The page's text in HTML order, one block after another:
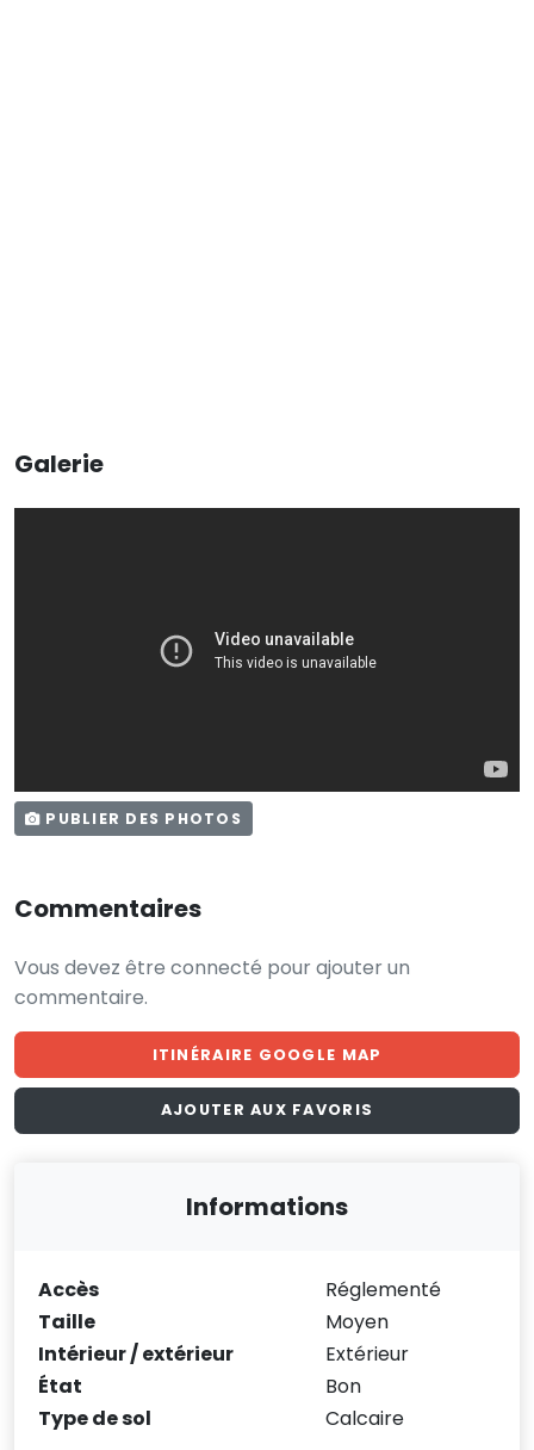
Galerie
PUBLIER DES PHOTOS
Commentaires
Vous devez être connecté pour ajouter un
commentaire.
ITINÉRAIRE GOOGLE MAP
AJOUTER AUX FAVORIS
Informations
Accès
Réglementé
Taille
Moyen
Intérieur / extérieur
Extérieur
État
Bon
Type de sol
Calcaire